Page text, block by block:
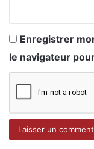
Enregistrer
le navigateur